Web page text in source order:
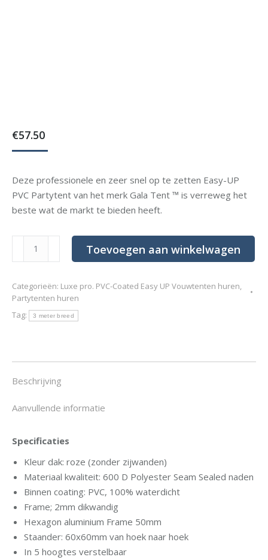
€57.50
Deze professionele en zeer snel op te zetten Easy-UP
PVC Partytent van het merk Gala Tent ™ is verreweg het
beste wat de markt te bieden heeft.
coated
Vouwtent/Partytent
3m
Roze
aantal
Toevoegen aan winkelwagen
Categorieën: Luxe pro. PVC-Coated Easy UP Vouwtenten huren,
Partytenten huren
Tag:
3 meter breed
Beschrijving
Aanvullende informatie
Specificaties
Kleur dak: roze (zonder zijwanden)
Materiaal kwaliteit: 600 D Polyester Seam Sealed naden
Binnen coating: PVC, 100% waterdicht
Frame; 2mm dikwandig
Hexagon aluminium Frame 50mm
Staander: 60x60mm van hoek naar hoek
In 5 hoogtes verstelbaar